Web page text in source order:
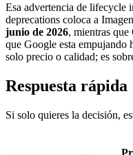
Esa advertencia de lifecycle
deprecations coloca a
junio de 2026, mientras
que Google esta empujando
solo precio o calidad; es
Respuesta rápida
Si solo quieres la decisión,